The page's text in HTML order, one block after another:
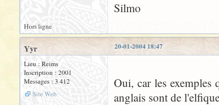
Silmo
Hors ligne
20-01-2004 18:47
Yyr
Lieu : Reims
Inscription : 2001
Messages : 3 412
Site Web
Oui, car les exemples
anglais sont de